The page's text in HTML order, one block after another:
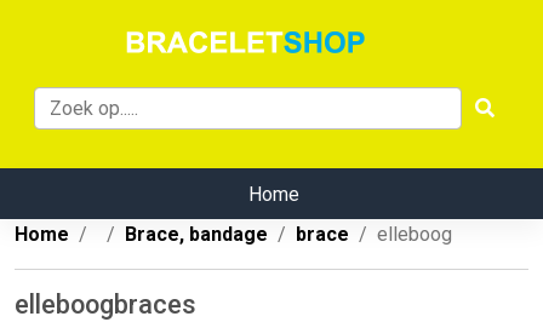
Home
Home
Brace, bandage brace elleboog
elleboogbraces